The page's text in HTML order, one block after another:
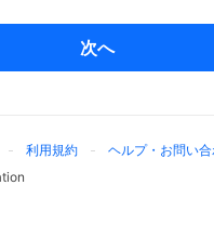
次へ
利用規約
ヘルプ・お問い